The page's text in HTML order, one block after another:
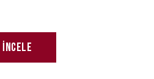
İncele